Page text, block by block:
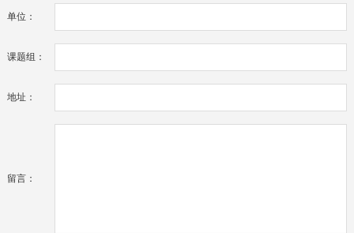
单位：
课题组：
地址：
留言：